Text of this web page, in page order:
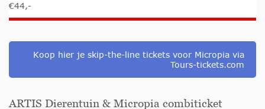
€44,-
Koop hier je skip-the-line tickets voor Micropia via
Tours-tickets.com
ARTIS Dierentuin & Micropia combiticket